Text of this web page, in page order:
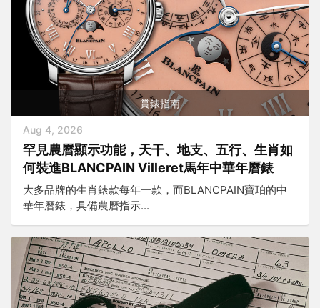
賞錶指南
Aug 4, 2026
罕見農曆顯示功能，天干、地支、五行、生肖如
何裝進BLANCPAIN Villeret馬年中華年曆錶
大多品牌的生肖錶款每年一款，而BLANCPAIN寶珀的中
華年曆錶，具備農曆指示...